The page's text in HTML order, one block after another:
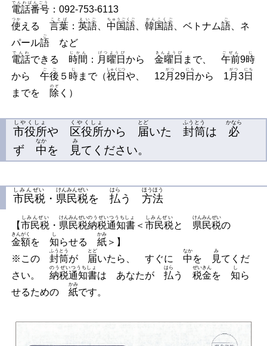
電話番号
でんわばんごう
：092-753-6113
使
つか
える 言葉
ことば
： 英語
えいご
、 中国語
ちゅうごくご
、 韓国語
かんこくご
、ベトナム語
ご
、ネ
パール語
ご
など
電話
でんわ
できる 時間
じかん
： 月曜日
げつようび
から 金曜日
きんようび
まで、 午前
ごぜん
9時
じ
から 午後
ごご
５ 時
じ
まで（祝日
しゅくじつ
や、 12 月
がつ
29日
にち
から 1 月
がつ
3日
にち
までを 除
のぞ
く）
市役所
しやくしょ
や 区役所
くやくしょ
から 届
とど
いた 封筒
ふうとう
は 必
かなら
ず 中
なか
を 見
み
てください。
市民税
しみんぜい
・ 県民税
けんみんぜい
を 払
はら
う 方法
ほうほう
【市民税
しみんぜい
・ 県民税
けんみんぜい
納税通知書
のうぜいつうちしょ
＜ 市民税
しみんぜい
と 県民税
けんみんぜい
の
金額
きんがく
を 知
し
らせる 紙
かみ
＞ 】
※ この 封筒
ふうとう
が 届
とど
いたら、 すぐに 中
なか
を 見
み
てくだ
さい。 納税通知書
のうぜいつうちしょ
は あなたが 払
はら
う 税金
ぜいきん
を 知
し
ら
せるための 紙
かみ
です。